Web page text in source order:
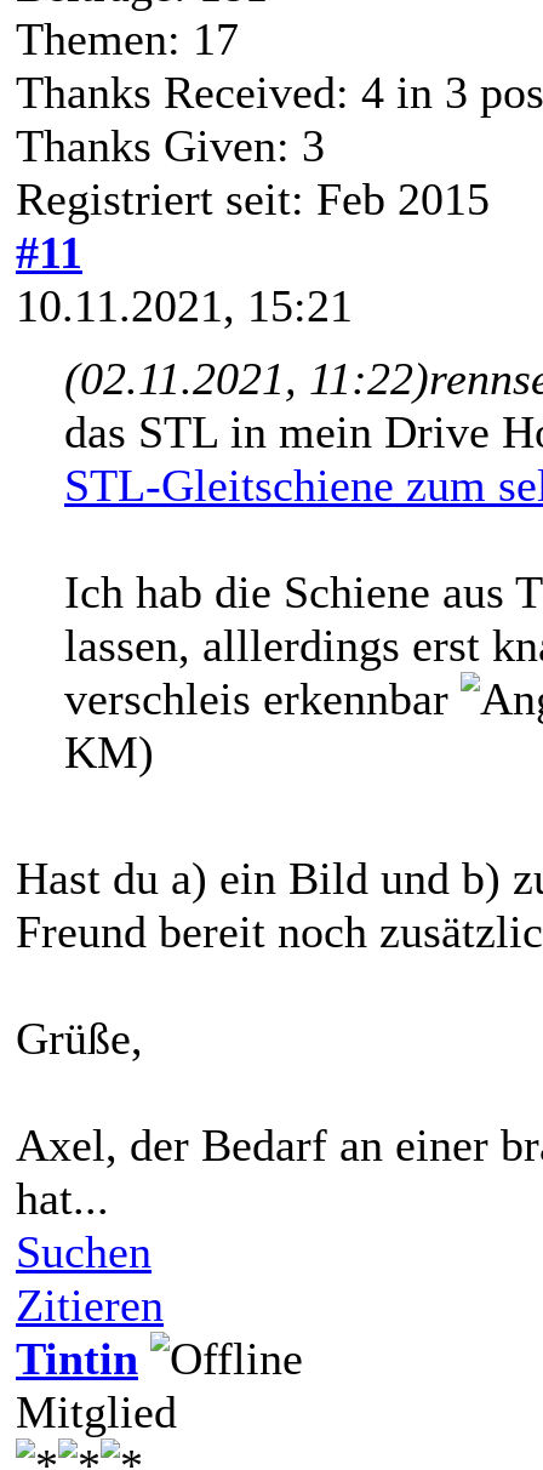
Themen: 17
Thanks Received: 4 in 3
Thanks Given: 3
Registriert seit: Feb 2015
#11
10.11.2021, 15:21
(02.11.2021, 11:22)
das STL in mein Drive
STL-Gleitschiene zum
Ich hab die Schiene aus
lassen, alllerdings erst
verschleis erkennbar
KM)
Hast du a) ein Bild und b)
Freund bereit noch
Grüße,
Axel, der Bedarf an einer
hat...
Suchen
Zitieren
Tintin
Mitglied